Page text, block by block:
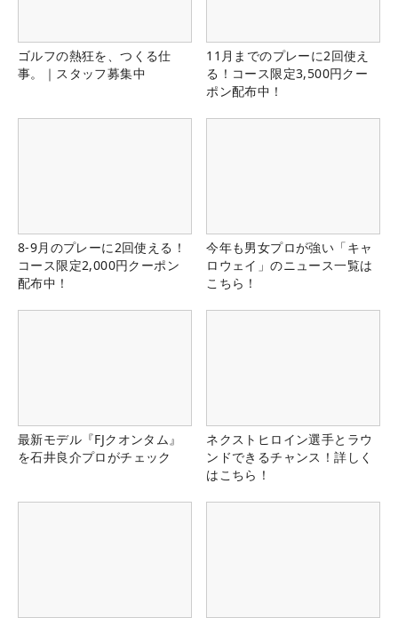
ゴルフの熱狂を、つくる仕
事。｜スタッフ募集中
11月までのプレーに2回使え
る！コース限定3,500円クー
ポン配布中！
8-9月のプレーに2回使える！
コース限定2,000円クーポン
配布中！
今年も男女プロが強い「キャ
ロウェイ」のニュース一覧は
こちら！
最新モデル『FJクオンタム』
を石井良介プロがチェック
ネクストヒロイン選手とラウ
ンドできるチャンス！詳しく
はこちら！